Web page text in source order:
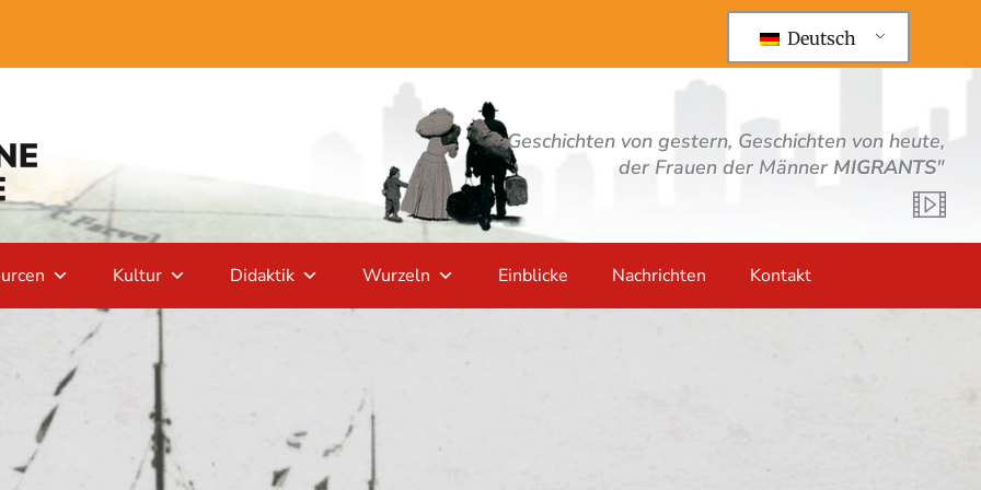
Deutsch
Geschichten von gestern, Geschichten von heute,
der Frauen der MännerMIGRANTS"
Kultur Didaktik Wurzeln Einblicke Nachrichten Kontakt